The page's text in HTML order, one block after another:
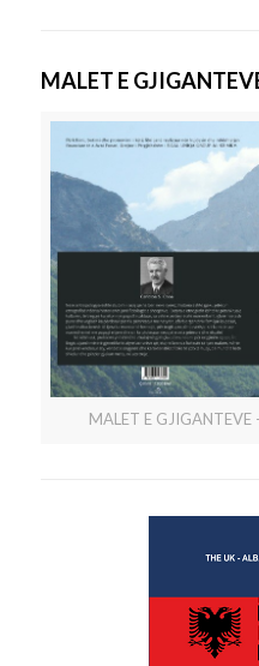
MALET E
MALET E